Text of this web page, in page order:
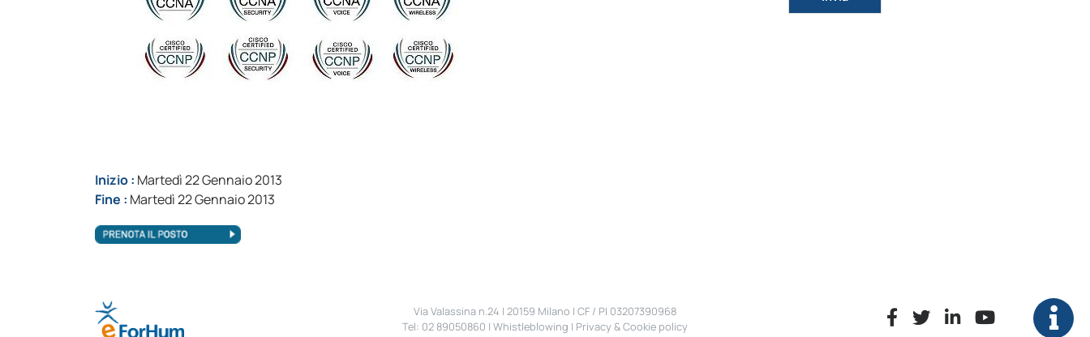
Inizio : Martedì 22 Gennaio 2013
Fine : Martedì 22 Gennaio 2013
Via Valassina n.24 | 20159 Milano | CF / PI 03207390968
Tel: 02 89050860 | Whistleblowing | Privacy & Cookie policy